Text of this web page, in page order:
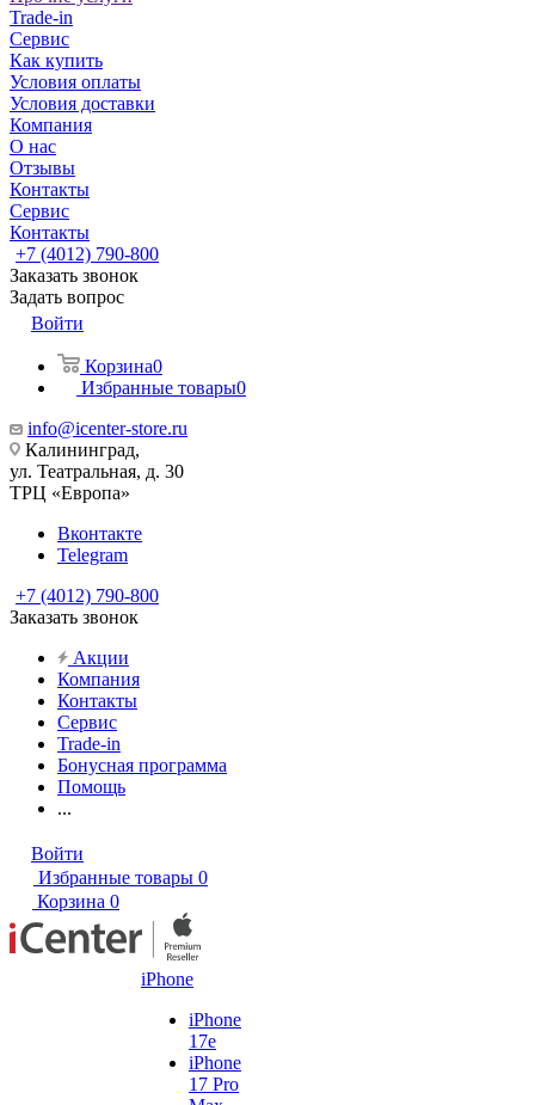
Trade-in
Сервис
Как купить
Условия оплаты
Условия доставки
Компания
О нас
Отзывы
Контакты
Сервис
Контакты
+7 (4012) 790-800
Заказать звонок
Задать вопрос
Войти
Корзина0
Избранные товары0
info@icenter-store.ru
Калининград,
ул. Театральная, д. 30
ТРЦ «Европа»
Вконтакте
Telegram
+7 (4012) 790-800
Заказать звонок
Акции
Компания
Контакты
Сервис
Trade-in
Бонусная программа
Помощь
...
Войти
Избранные товары 0
Корзина 0
iPhone
iPhone
17e
iPhone
17 Pro